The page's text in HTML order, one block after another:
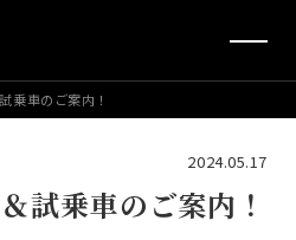
乗車のご案内！
2024.05.17
試乗車のご案内！